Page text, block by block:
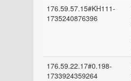
176.59.57.15#KH111-
1735240876396
176.59.22.17#0.198-
1733924359264